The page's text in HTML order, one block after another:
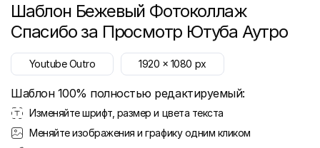
Шаблон Бежевый Фотоколлаж
Спасибо за Просмотр Ютуба Аутро
Youtube Outro 1920 x 1080 px
Шаблон 100% полностью редактируемый:
Изменяйте шрифт, размер и цвета текста
Меняйте изображения и графику одним кликом